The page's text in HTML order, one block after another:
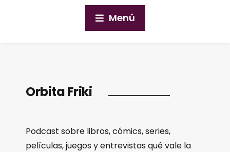
Menú
Orbita Friki
Podcast sobre libros, cómics, series,
películas, juegos y entrevistas qué vale la